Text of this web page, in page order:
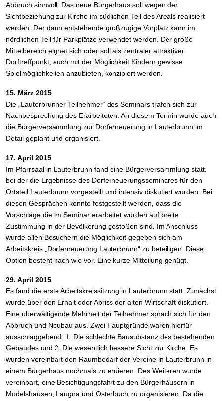
Abbruch sinnvoll. Das neue Bürgerhaus soll wegen der
Sichtbeziehung zur Kirche im südlichen Teil des Areals realisiert
werden. Der dann entstehende großzügige Vorplatz kann im
nördlichen Teil für Parkplätze verwendet werden. Der große
Mittelbereich eignet sich oder soll als zentraler attraktiver
Dorftreffpunkt, auch mit der Möglichkeit Kindern gewisse
Spielmöglichkeiten anzubieten, konzipiert werden.
15. März 2015
Die „Lauterbrunner Teilnehmer“ des Seminars trafen sich zur
Nachbesprechung des Erarbeiteten. An diesem Termin wurde auch
die Bürgerversammlung zur Dorferneuerung in Lauterbrunn im
Detail geplant und organisiert.
17. April 2015
Im Pfarrsaal in Lauterbrunn fand eine Bürgerversammlung statt,
bei der die Ergebnisse des Dorferneuerungsseminares für den
Ortsteil Lauterbrunn vorgestellt und intensiv diskutiert wurden. Bei
diesen Gesprächen konnte festgestellt werden, dass die
Vorschläge die im Seminar erarbeitet wurden auf breite
Zustimmung in der Bevölkerung gestoßen sind. Im Anschluss
wurde allen Besuchern die Möglichkeit gegeben sich am
Arbeitskreis „Dorferneuerung Lauterbrunn“ zu beteiligen. Diese
Option besteht nach wie vor. Eine kurze Mitteilung genügt.
29. April 2015
Es fand die erste Arbeitskreissitzung in Lauterbrunn statt. Zunächst
wurde über den Erhalt oder Abriss der alten Wirtschaft diskutiert.
Eine überwältigende Mehrheit der Teilnehmer sprach sich für den
Abbruch und Neubau aus. Zwei Hauptgründe waren hierfür
ausschlaggebend: 1. Die schlechte Bausubstanz des bestehenden
Gebäudes und 2. Die wesentlich bessere Sicht zur Kirche. Es
wurden vereinbart den Raumbedarf der Vereine in Lauterbrunn in
einem Bürgerhaus nochmals zu eruieren. Des Weiteren wurde
vereinbart, eine Besichtigungsfahrt zu den Bürgerhäusern in
Modelshausen, Laugna und Osterbuch zu organisieren. Da die